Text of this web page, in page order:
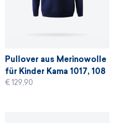
Pullover aus Merinowolle
für Kinder Kama 1017, 108
- blau
€ 129,90